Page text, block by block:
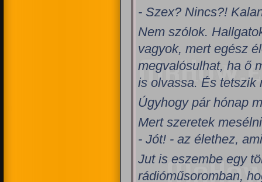
- Szex? Nincs?!
Nem szólok.
vagyok, mert egész
megvalósulhat, ha ő
is olvassa. És tetszik
Úgyhogy pár hónap
Mert szeretek
- Jót! - az élethez,
Jut is eszembe egy
rádióműsoromban,